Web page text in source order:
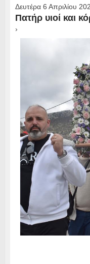
Δευτέρα 6 Απριλίου
Πατήρ υιοί και
›